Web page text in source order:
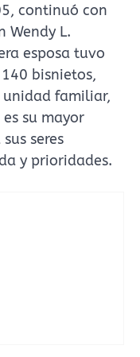
continuó con
Wendy L.
esposa tuvo
bisnietos,
familiar,
su mayor
seres
y prioridades.